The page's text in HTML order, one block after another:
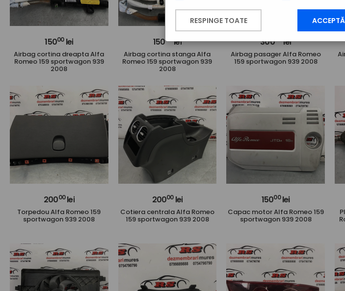
15000lei
Airbag cortina dreapta Alfa
Romeo 159 sportwagon 939
2008
15000 lei
Airbag cortina stanga Alfa
Romeo 159 sportwagon 939
2008
300 lei
Airbag pasager Alfa Romeo
159 sportwagon 939 2008
20000lei
Torpedou Alfa Romeo 159
sportwagon 939 2008
20000lei
Cotiera centrala Alfa Romeo
159 sportwagon 939 2008
15000lei
Capac motor Alfa Romeo 159
sportwagon 939 2008
RESPINGE TOATE